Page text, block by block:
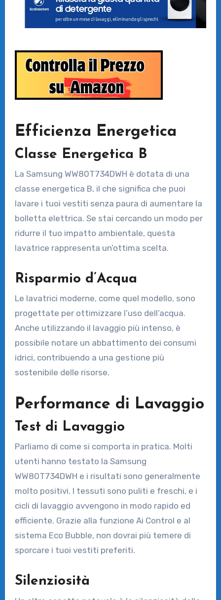
Efficienza Energetica
Classe Energetica B
La Samsung WW80T734DWH è dotata di una
classe energetica B, il che significa che puoi
lavare i tuoi vestiti senza paura di aumentare la
bolletta elettrica. Se stai cercando un modo per
ridurre il tuo impatto ambientale, questa
lavatrice rappresenta un’ottima scelta.
Risparmio d’Acqua
Le lavatrici moderne, come quel modello, sono
progettate per ottimizzare l’uso dell’acqua.
Anche utilizzando il lavaggio più intenso, è
possibile notare un abbattimento dei consumi
idrici, contribuendo a una gestione più
sostenibile delle risorse.
Performance di Lavaggio
Test di Lavaggio
Parliamo di come si comporta in pratica. Molti
utenti hanno testato la Samsung
WW80T734DWH e i risultati sono generalmente
molto positivi. I tessuti sono puliti e freschi, e i
cicli di lavaggio avvengono in modo rapido ed
efficiente. Grazie alla funzione Ai Control e al
sistema Eco Bubble, non dovrai più temere di
sporcare i tuoi vestiti preferiti.
Silenziosità